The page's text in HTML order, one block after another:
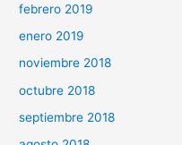
febrero 2019
enero 2019
noviembre 2018
octubre 2018
septiembre 2018